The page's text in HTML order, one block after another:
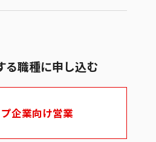
る職種に申し込む
企業向け営業